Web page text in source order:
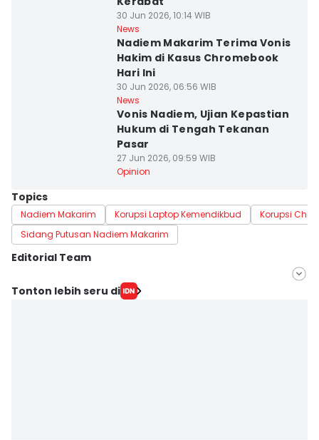
30 Jun 2026, 10:14 WIB
News
Nadiem Makarim Terima Vonis
Hakim di Kasus Chromebook
Hari Ini
30 Jun 2026, 06:56 WIB
News
Vonis Nadiem, Ujian Kepastian
Hukum di Tengah Tekanan
Pasar
27 Jun 2026, 09:59 WIB
Opinion
Topics
Nadiem Makarim Korupsi Laptop Kemendikbud
Korupsi
Sidang Putusan Nadiem Makarim
Editorial Team
Editor
Tonton lebih seru di